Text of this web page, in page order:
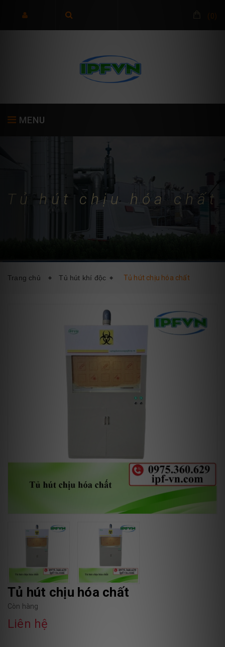
(0)
MENU
GIỚI THIỆU
BLOG LIÊN HỆ
Tủ hút chịu hóa chất
Trang chủ Tủ hút khí độc Tủ hút chịu hóa chất
Tủ hút chịu hóa chất
Còn hàng
Liên hệ